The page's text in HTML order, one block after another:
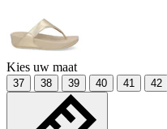
Kies uw maat
37 38 39 40 41 42